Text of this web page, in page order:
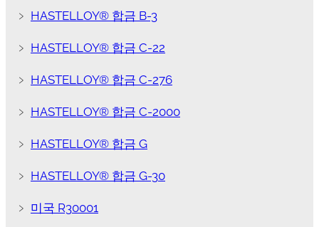
﹥ HASTELLOY® 합금 B-3
﹥ HASTELLOY® 합금 C-22
﹥ HASTELLOY® 합금 C-276
﹥ HASTELLOY® 합금 C-2000
﹥ HASTELLOY® 합금 G
﹥ HASTELLOY® 합금 G-30
﹥ 미국 R30001